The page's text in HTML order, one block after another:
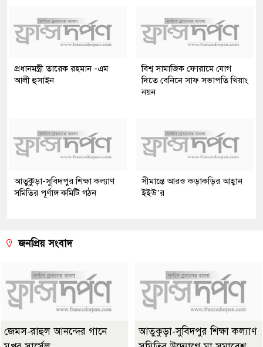
প্রধানমন্ত্রী তারেক রহমান -এম
আলী হুসাইন
বিশ্ব সামাজিক ফোরামে যোগ
দিতে বেনিনে সাফ সভাপতি খিয়াং
নয়ন
আতুকুড়া-সুবিদপুর শিক্ষা কল্যাণ
সমিতির পূর্ণাঙ্গ কমিটি গঠন
সীমান্তে আরও কড়াকড়ির আহ্বান
ইইউ’র
জনপ্রিয় সংবাদ
জেমস-রাহুল আনন্দের গানে
আতুকুড়া-সুবিদপুর শিক্ষা কল্যাণ